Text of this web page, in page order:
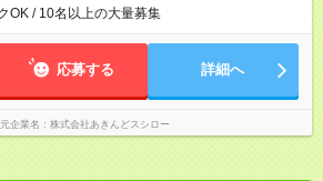
2万円の寮や各種手当があるため「前職より貯金
が多くいます！ 【試用期間】試用期間
長さ：3ヶ月 雇用形態、給与は本採用時と同じ
40時間） ◎残業は月30h程度。1店舗
通う社員も多くいま す。繁忙期以外は1日通して
ありません！
OK / 10名以上の大量募集
応募する 詳細へ
企業名 株式会社あきんどスシロー